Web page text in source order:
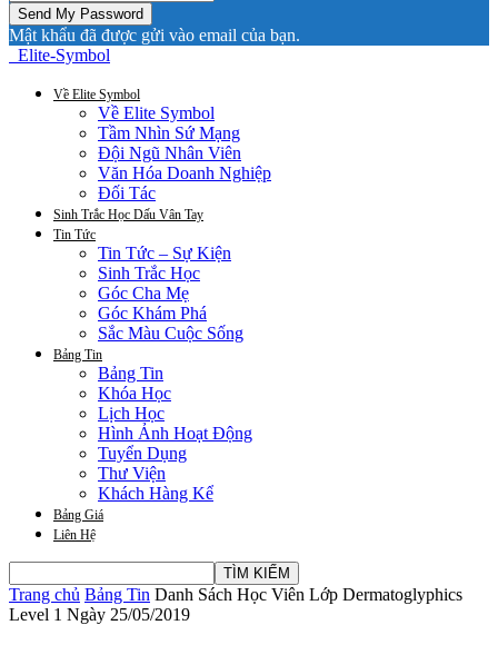
Mật khẩu đã được gửi vào email của bạn.
Elite-Symbol
Về Elite Symbol
Về Elite Symbol
Tầm Nhìn Sứ Mạng
Đội Ngũ Nhân Viên
Văn Hóa Doanh Nghiệp
Đối Tác
Sinh Trắc Học Dấu Vân Tay
Tin Tức
Tin Tức – Sự Kiện
Sinh Trắc Học
Góc Cha Mẹ
Góc Khám Phá
Sắc Màu Cuộc Sống
Bảng Tin
Bảng Tin
Khóa Học
Lịch Học
Hình Ảnh Hoạt Động
Tuyển Dụng
Thư Viện
Khách Hàng Kể
Bảng Giá
Liên Hệ
Trang chủ Bảng Tin Danh Sách Học Viên Lớp Dermatoglyphics
Level 1 Ngày 25/05/2019